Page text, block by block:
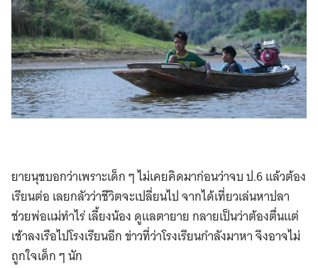
ยายนุชบอกว่าเพราะเด็ก ๆ ไม่เคยคิดมาก่อนว่าจบ ป.6 แล้วต้อง
เรียนต่อ เลยกลัวว่าชีวิตจะเปลี่ยนไป จากได้เที่ยวเล่นหาปลา
ช่วยพ่อแม่ทำไร่ เลี้ยงน้อง ดูแลตายาย กลายเป็นว่าต้องตื่นแต่
เช้าลงเรือไปโรงเรียนอีก ข่าวที่ว่าโรงเรียนกำลังมาหา จึงอาจไม่
ถูกใจเด็ก ๆ นัก